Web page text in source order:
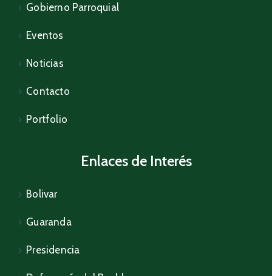
Gobierno Parroquial
Eventos
Noticias
Contacto
Portfolio
Enlaces de Interés
Bolivar
Guaranda
Presidencia